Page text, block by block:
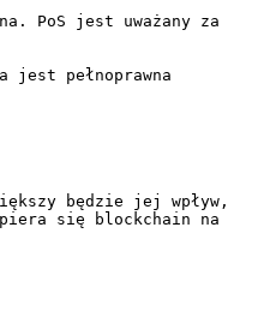
PoS jest uważany za
jest pełnoprawna
będzie jej wpływ,
się blockchain na